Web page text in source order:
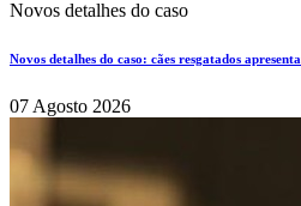
Novos detalhes do caso
Novos detalhes do caso: cães resgatados
07 Agosto 2026